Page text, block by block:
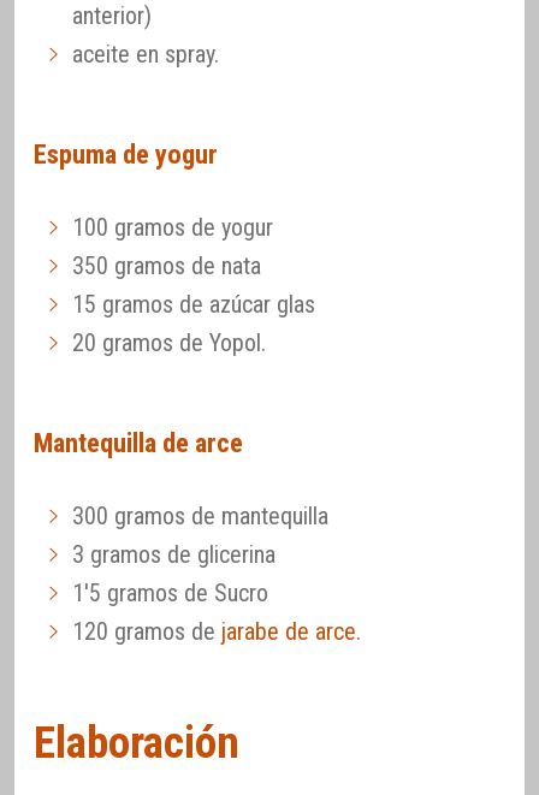
anterior)
aceite en spray.
Espuma de yogur
100 gramos de yogur
350 gramos de nata
15 gramos de azúcar glas
20 gramos de Yopol.
Mantequilla de arce
300 gramos de mantequilla
3 gramos de glicerina
1'5 gramos de Sucro
120 gramos de jarabe de arce.
Elaboración